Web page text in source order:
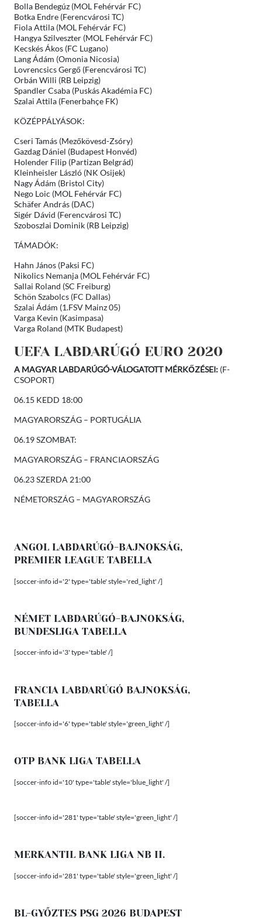
Bolla Bendegúz (MOL Fehérvár FC)
Botka Endre (Ferencvárosi TC)
Fiola Attila (MOL Fehérvár FC)
Hangya Szilveszter (MOL Fehérvár FC)
Kecskés Ákos (FC Lugano)
Lang Ádám (Omonia Nicosia)
Lovrencsics Gergő (Ferencvárosi TC)
Orbán Willi (RB Leipzig)
Spandler Csaba (Puskás Akadémia FC)
Szalai Attila (Fenerbahçe FK)
KÖZÉPPÁLYÁSOK:
Cseri Tamás (Mezőkövesd-Zsóry)
Gazdag Dániel (Budapest Honvéd)
Holender Filip (Partizan Belgrád)
Kleinheisler László (NK Osijek)
Nagy Ádám (Bristol City)
Nego Loic (MOL Fehérvár FC)
Schäfer András (DAC)
Sigér Dávid (Ferencvárosi TC)
Szoboszlai Dominik (RB Leipzig)
TÁMADÓK:
Hahn János (Paksi FC)
Nikolics Nemanja (MOL Fehérvár FC)
Sallai Roland (SC Freiburg)
Schön Szabolcs (FC Dallas)
Szalai Ádám (1.FSV Mainz 05)
Varga Kevin (Kasimpasa)
Varga Roland (MTK Budapest)
UEFA LABDARÚGÓ EURO 2020
A MAGYAR LABDARÚGÓ-VÁLOGATOTT MÉRKŐZÉSEI:(F-
CSOPORT)
06.15 KEDD 18:00
MAGYARORSZÁG – PORTUGÁLIA
06.19 SZOMBAT:
MAGYARORSZÁG – FRANCIAORSZÁG
06.23 SZERDA 21:00
NÉMETORSZÁG – MAGYARORSZÁG
ANGOL LABDARÚGÓ-BAJNOKSÁG,
PREMIER LEAGUE TABELLA
[soccer-info id='2' type='table' style='red_light' /]
NÉMET LABDARÚGÓ-BAJNOKSÁG,
BUNDESLIGA TABELLA
[soccer-info id='3' type='table' /]
FRANCIA LABDARÚGÓ BAJNOKSÁG,
TABELLA
[soccer-info id='6' type='table' style='green_light' /]
OTP BANK LIGA TABELLA
[soccer-info id='10' type='table' style='blue_light' /]
[soccer-info id='281' type='table' style='green_light' /]
MERKANTIL BANK LIGA NB II.
[soccer-info id='281' type='table' style='green_light' /]
BL-GYŐZTES PSG 2026 BUDAPEST